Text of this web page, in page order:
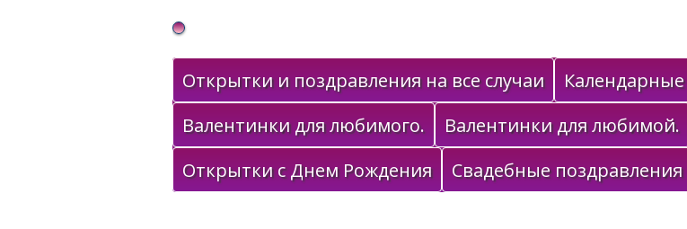
Gif Открытки в подарок
Открытки и поздравления на все случаи
Валентинки для любимого.
Валентинки для любимой.
Открытки с Днем Рождения
Свадебные поздравления